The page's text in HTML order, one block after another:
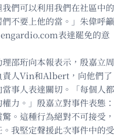
們可以利用我們在社區中的
不要上他的當。」朱偉呼籲
表達罷免的意
邵珩向本報表示，殷嘉立周
責人Vin和Albert，向他們了
事人表達關切。「每個人都
力。」殷嘉立對事件表態：
驚。這種行為絕對不可接受，
我堅定聲援此次事件中的受